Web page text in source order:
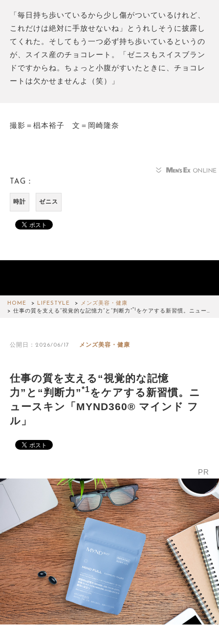
「毎日持ち歩いているから少し傷がついているけれど、
これだけは絶対に手放せないね」とうれしそうに披露し
てくれた。そしてもう一つ必ず持ち歩いているというの
が、スイス産のチョコレート。「ゼニスもスイスブラン
ドですからね。ちょっと小腹がすいたときに、チョコレ
ートは欠かせませんよ（笑）」
撮影＝椙本裕子 文＝岡崎隆奈
TAG：
時計 ゼニス
HOME LIFESTYLE
メンズ美容・健康
仕事の質を支える“視覚的な記憶力”と“判断力”*1 をケアする新習慣。ニュー…
公開日：2026/06/17 メンズ美容・健康
仕事の質を支える“視覚的な記憶
力”と“判断力”*1をケアする新習慣。ニ
ュースキン「MYND360® マインド フ
ル」
PR